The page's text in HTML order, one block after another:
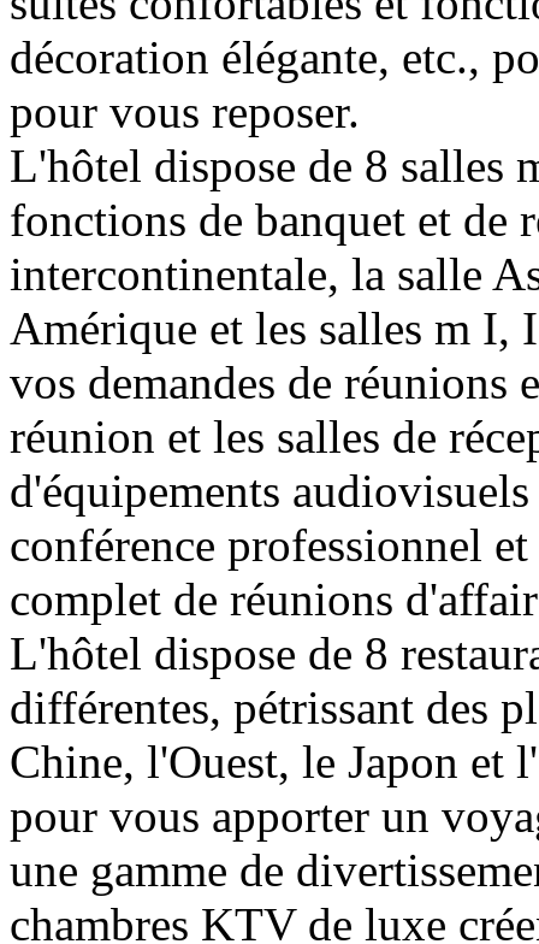
décoration élégante, etc.,
pour vous reposer.
L'hôtel dispose de 8 salles
fonctions de banquet et de
intercontinentale, la salle
Amérique et les salles m I,
vos demandes de réunions
réunion et les salles de
d'équipements
conférence professionnel
complet de réunions
L'hôtel dispose de 8
différentes, pétrissant des
Chine, l'Ouest, le Japon et
pour vous apporter un
une gamme de
chambres KTV de luxe